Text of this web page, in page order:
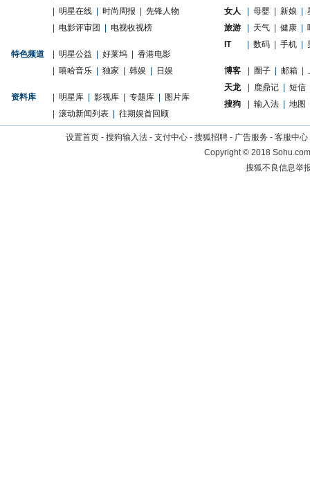
明星在线 时尚周报
先锋人物
电影评审团 电视收视榜
特色频道 明星公益 好莱坞
香港电影
嘻哈音乐 独家 韩娱 日娱
资料库 明星库 影视库 专题库
图片库
滚动新闻列表 往期娱首回顾
女人 母婴 新娘
旅游
天气 健康
IT
数码 手机
博客 圈子 邮箱
天龙
鹿鼎记
短信
搜狗
输入法 地图
设置首页 - 搜狗输入法 - 支付中心 - 搜狐招聘 - 广告服务 - 客服中心
Copyright©2018
搜狐不良信息举